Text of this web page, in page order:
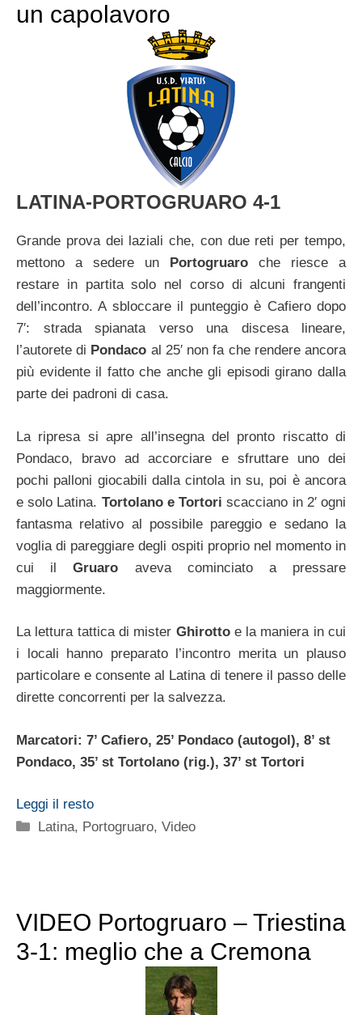
un capolavoro
LATINA-PORTOGRUARO 4-1
Grande prova dei laziali che, con due reti per tempo,
mettono a sedere un Portogruaro che riesce a
restare in partita solo nel corso di alcuni frangenti
dell’incontro. A sbloccare il punteggio è Cafiero dopo
7′: strada spianata verso una discesa lineare,
l’autorete di Pondaco al 25′ non fa che rendere ancora
più evidente il fatto che anche gli episodi girano dalla
parte dei padroni di casa.
La ripresa si apre all’insegna del pronto riscatto di
Pondaco, bravo ad accorciare e sfruttare uno dei
pochi palloni giocabili dalla cintola in su, poi è ancora
e solo Latina. Tortolano e Tortori scacciano in 2′ ogni
fantasma relativo al possibile pareggio e sedano la
voglia di pareggiare degli ospiti proprio nel momento in
cui ilGruaro aveva cominciato a pressare
maggiormente.
La lettura tattica di mister Ghirottoe la maniera in cui
i locali hanno preparato l’incontro merita un plauso
particolare e consente al Latina di tenere il passo delle
dirette concorrenti per la salvezza.
Marcatori: 7’ Cafiero, 25’ Pondaco (autogol), 8’ st
Pondaco, 35’ st Tortolano (rig.), 37’ st Tortori
Leggi il resto
Categorie
Latina, Portogruaro,Video
VIDEO Portogruaro – Triestina
3-1: meglio che a Cremona